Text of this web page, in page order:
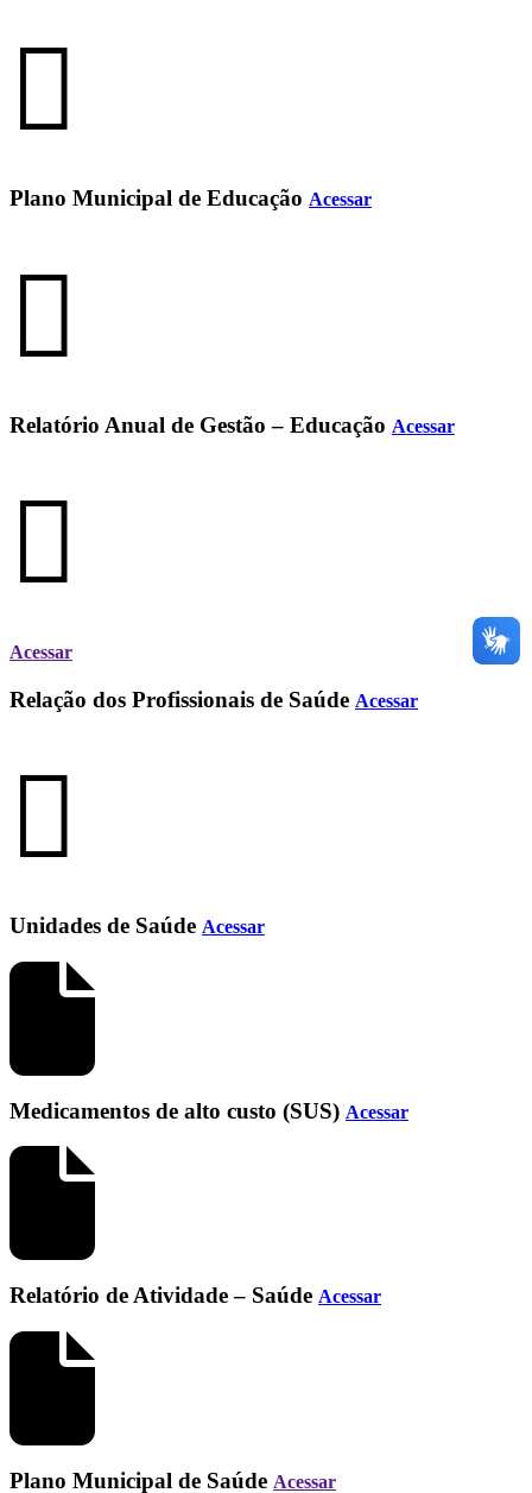
Plano Municipal de Educação Acessar
Relatório Anual de Gestão – Educação Acessar
Acessar
Relação dos Profissionais de Saúde Acessar
Unidades de Saúde Acessar
Medicamentos de alto custo (SUS) Acessar
Relatório de Atividade – Saúde Acessar
Plano Municipal de Saúde Acessar